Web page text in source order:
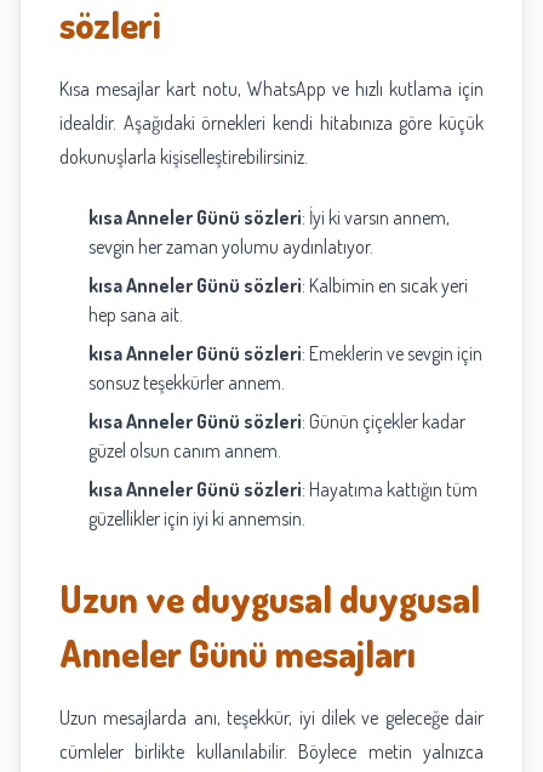
sözleri
Kısa mesajlar kart notu, WhatsApp ve hızlı kutlama için
idealdir. Aşağıdaki örnekleri kendi hitabınıza göre küçük
dokunuşlarla kişiselleştirebilirsiniz.
kısa Anneler Günü sözleri: İyi ki varsın annem,
sevgin her zaman yolumu aydınlatıyor.
kısa Anneler Günü sözleri: Kalbimin en sıcak yeri
hep sana ait.
kısa Anneler Günü sözleri: Emeklerin ve sevgin için
sonsuz teşekkürler annem.
kısa Anneler Günü sözleri: Günün çiçekler kadar
güzel olsun canım annem.
kısa Anneler Günü sözleri: Hayatıma kattığın tüm
güzellikler için iyi ki annemsin.
Uzun ve duygusal duygusal
Anneler Günü mesajları
Uzun mesajlarda anı, teşekkür, iyi dilek ve geleceğe dair
cümleler birlikte kullanılabilir. Böylece metin yalnızca